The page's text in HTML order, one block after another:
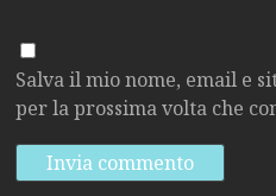
Salva il mio nome, email e
per la prossima volta che